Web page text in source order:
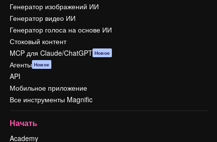
Генератор изображений ИИ
Генератор видео ИИ
Генератор голоса на основе ИИ
Стоковый контент
MCP для Claude/ChatGPT Новое
Агенты Новое
API
Мобильное приложение
Все инструменты Magnific
Начать
Academy